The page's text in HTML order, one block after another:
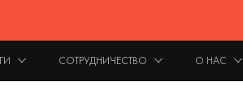
СОТРУДНИЧЕСТВО О НАС